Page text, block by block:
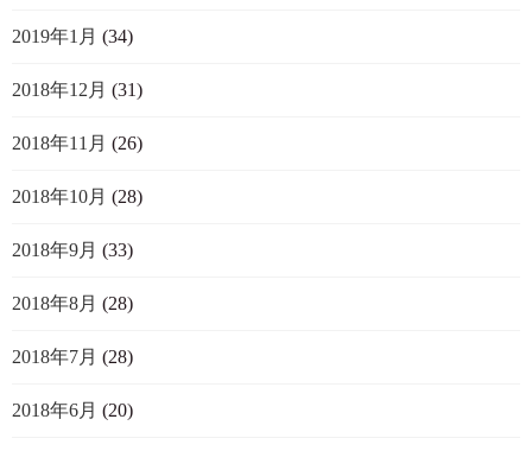
2019年1月 (34)
2018年12月 (31)
2018年11月 (26)
2018年10月 (28)
2018年9月 (33)
2018年8月 (28)
2018年7月 (28)
2018年6月 (20)